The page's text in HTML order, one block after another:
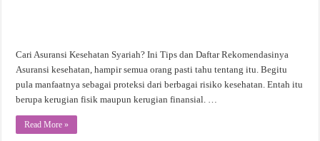
Cari Asuransi Kesehatan Syariah? Ini Tips dan Daftar Rekomendasinya
Asuransi kesehatan, hampir semua orang pasti tahu tentang itu. Begitu
pula manfaatnya sebagai proteksi dari berbagai risiko kesehatan. Entah itu
berupa kerugian fisik maupun kerugian finansial. …
Read More »